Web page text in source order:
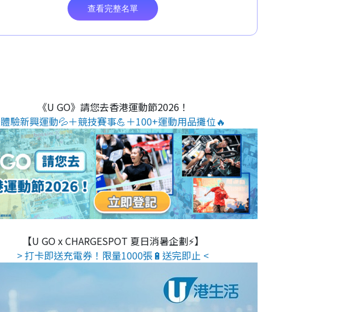
《U GO》請您去香港運動節2026！
體驗新興運動💦＋競技賽事💪＋100+運動用品攤位🔥
【U GO x CHARGESPOT 夏日消暑企劃⚡】
> 打卡即送充電券！限量1000張🔋送完即止 <